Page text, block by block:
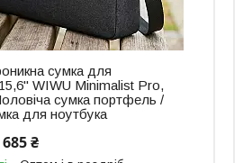
сумка для
WIWU Minimalist Pro,
сумка портфель /
для ноутбука
685 ₴